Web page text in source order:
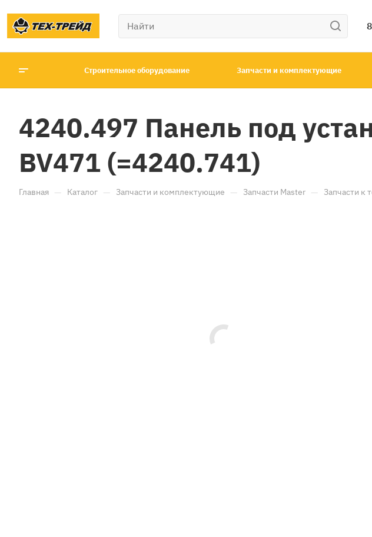
Строительное оборудование Запчасти и комплектующие
4240.497 Панель под
BV471 (=4240.741)
Главная — Каталог — Запчасти и комплектующие — Запчасти Master — Запчасти к